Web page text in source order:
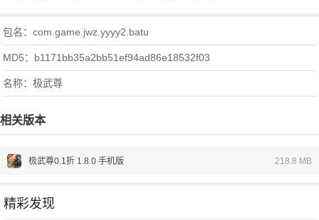
包名：com.game.jwz.yyyy2.batu
MD5：b1171bb35a2bb51ef94ad86e18532f03
名称：极武尊
相关版本
极武尊0.1折 1.8.0 手机版 218.8 MB
精彩发现